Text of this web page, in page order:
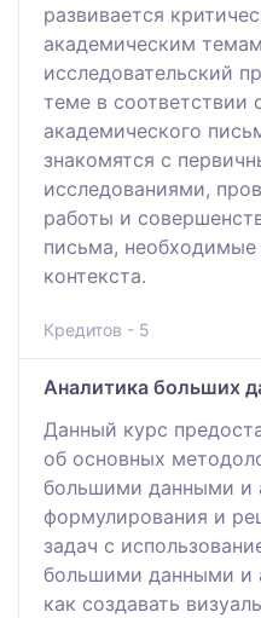
развивается
академическим
исследовательский
теме в соответствии
академического
знакомятся с
исследованиями,
работы и
письма, необходимые
контекста.
Кредитов - 5
Аналитика больших
Данный курс
об основных
большими данными и
формулирования и
задач с
большими данными и
как создавать